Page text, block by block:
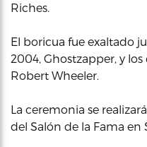
Riches.
El boricua fue exaltado
2004, Ghostzapper, y
Robert Wheeler.
La ceremonia se
del Salón de la Fama en